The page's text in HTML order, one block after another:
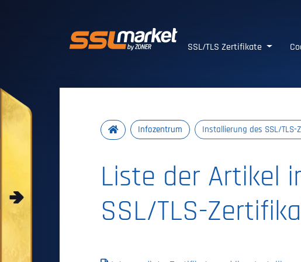
SSL/TLS Zertifikate
Infozentrum Installierung des SSL/TLS-
Liste der Artikel
SSL/TLS-